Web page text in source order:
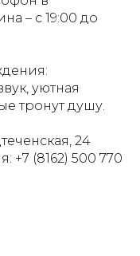
– с 19:00 до
уютная
тронут душу.
24
+7 (8162) 500 770